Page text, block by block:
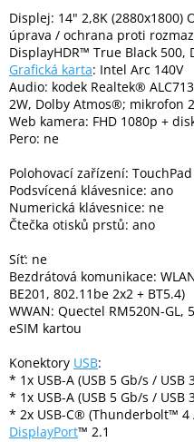
A
CARTRIDGE
OEM
Sestavy
počítačů
Inpraise
Kamerové
systémy
Doprodej
Displej: 14" 2,8K
úprava / ochrana proti
DisplayHDR™ True Black 500,
Grafická karta: Intel Arc 140V
Audio: kodek Realtek®
2W, Dolby Atmos®; mikrofon
Web kamera: FHD 1080p +
Pero: ne
Polohovací zařízení:
Podsvícená klávesnice: ano
Numerická klávesnice: ne
Čtečka otisků prstů: ano
Síť: ne
Bezdrátová komunikace:
BE201, 802.11be 2x2 + BT5.4)
WWAN: Quectel RM520N-GL,
eSIM kartou
Konektory USB:
* 1x USB-A (USB 5 Gb/s / USB
* 1x USB-A (USB 5 Gb/s /
* 2x USB-C® (Thunderbolt™ 4
DisplayPort™ 2.1